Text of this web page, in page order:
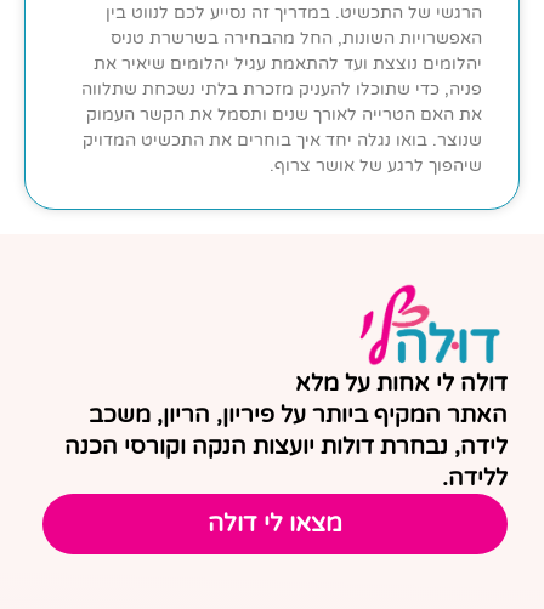
הרגשי של התכשיט. במדריך זה נסייע לכם לנווט בין
האפשרויות השונות, החל מהבחירה בשרשרת טניס
יהלומים נוצצת ועד להתאמת עגיל יהלומים שיאיר את
פניה, כדי שתוכלו להעניק מזכרת בלתי נשכחת שתלווה
את האם הטרייה לאורך שנים ותסמל את הקשר העמוק
שנוצר. בואו נגלה יחד איך בוחרים את התכשיט המדויק
שיהפוך לרגע של אושר צרוף.
דולה לי אחות על מלא
האתר המקיף ביותר על פיריון, הריון, משכב
לידה, נבחרת דולות יועצות הנקה וקורסי הכנה
ללידה.
מצאו לי דולה